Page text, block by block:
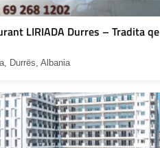
LIRIADA Durres – Tradita qe
Durrës, Albania